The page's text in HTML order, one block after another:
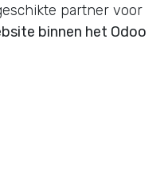
partner voor
binnen het Odoo